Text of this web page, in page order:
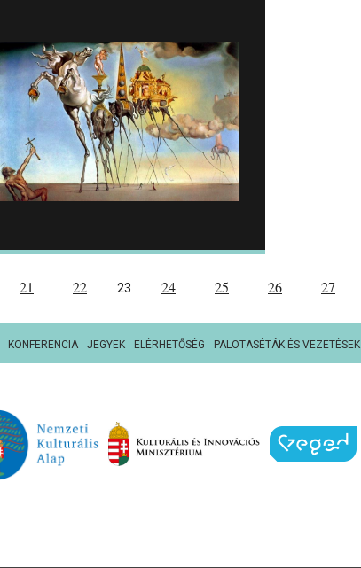
21 22 23 24 25 26 27
KONFERENCIA JEGYEK ELÉRHETŐSÉG PALOTASÉTÁK ÉS VEZETÉSEK